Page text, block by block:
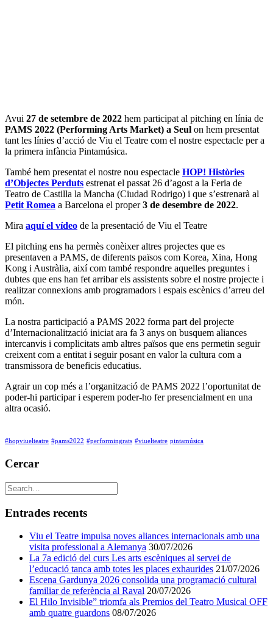
Avui 27 de setembre de 2022 hem participat al pitching en línia de
PAMS 2022 (Performing Arts Market) a Seul on hem presentat
tant les línies d’acció de Viu el Teatre com el nostre espectacle per a
la primera infància Pintamúsica.
També hem presentat el nostre nou espectacle HOP! Històries
d’Objectes Perduts estrenat el passat 26 d’agost a la Feria de
Teatro de Castilla la Mancha (Ciudad Rodrigo) i que s’estrenarà al
Petit Romea a Barcelona el proper3 de desembre de 2022.
Mira aquí el vídeo de la presentació de Viu el Teatre
El pitching ens ha permès conèixer altres projectes que es
presentaven a PAMS, de diferents països com Korea, Xina, Hong
Kong i Austràlia, així com també respondre aquelles preguntes i
dubtes que ens han fet arribar els assistents sobre el nostre projecte i
realitzar connexions amb programadors i espais escènics d’arreu del
món.
La nostra participació a PAMS 2022 forma part del projecte
d’Internacionalització iniciat ara fa 3 anys on busquem aliances
intercanvis i complicitats amb altres països que ens permetin seguir
creixent com a entitat i seguir posant en valor la cultura com a
transmissora de beneficis educatius.
Agrair un cop més a l’organització de PAMS 2022 l’oportunitat de
poder-hi participar i esperem poder-ho fer presencialment en una
altra ocasió.
#hopviuelteatre #pams2022 #performingrats #viuelteatre pintamúsica
Cercar
Entrades recents
Viu el Teatre impulsa noves aliances internacionals amb una
visita professional a Alemanya 30/07/2026
La 7a edició del curs Les arts escèniques al servei de
l’educació tanca amb totes les places exhaurides 21/07/2026
Escena Gardunya 2026 consolida una programació cultural
familiar de referència al Raval 20/07/2026
El Hilo Invisible” triomfa als Premios del Teatro Musical OFF
amb quatre guardons 08/07/2026